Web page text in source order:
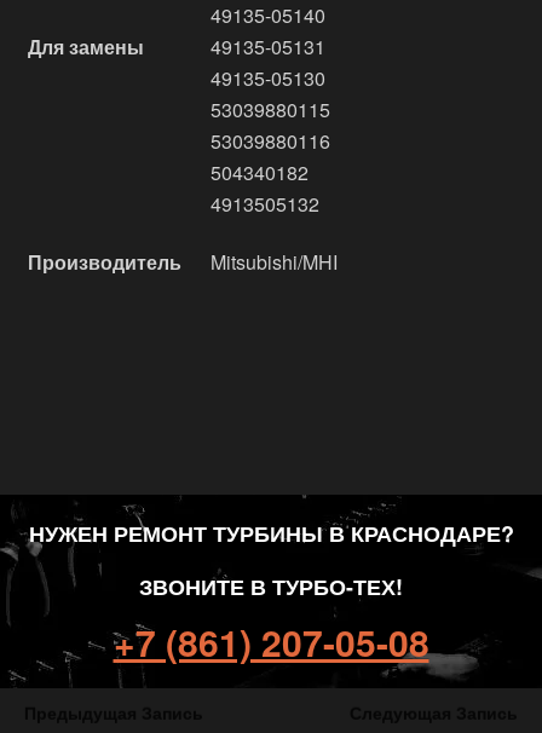
Для замены
49135-05140
49135-05131
49135-05130
53039880115
53039880116
504340182
4913505132
Производитель Mitsubishi/MHI
НУЖЕН РЕМОНТ ТУРБИНЫ В КРАСНОДАРЕ?
ЗВОНИТЕ В ТУРБО-ТЕХ!
+7 (861) 207-05-08